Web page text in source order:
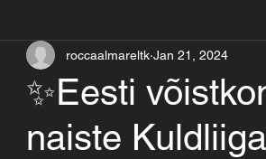
✨Eesti
naiste
roccaalmareltk Jan 21, 2024